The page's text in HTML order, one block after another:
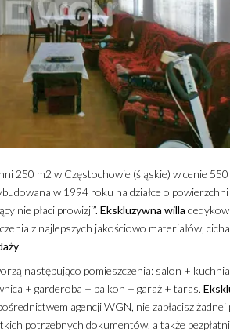
250 m2 w Częstochowie (śląskie) w cenie 550
w 1994 roku na działce o
nie płaci prowizji”. Ekskluzywna willa
z najlepszych jakościowo materiałów,
.
następująco pomieszczenia: salon +
+ garderoba + balkon + garaż + taras.
agencji WGN, nie zapłacisz
potrzebnych dokumentów, a także